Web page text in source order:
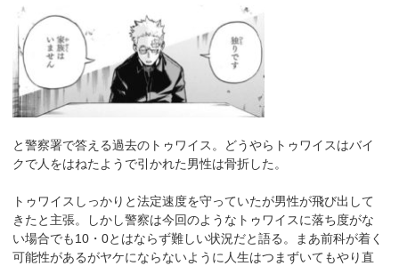
と警察署で答える過去のトゥワイス。どうやらトゥワイスはバイ
クで人をはねたようで引かれた男性は骨折した。
トゥワイスしっかりと法定速度を守っていたが男性が飛び出して
きたと主張。しかし警察は今回のようなトゥワイスに落ち度がな
い場合でも10・0とはならず難しい状況だと語る。まあ前科が着く
可能性があるがヤケにならないように人生はつまずいてもやり直